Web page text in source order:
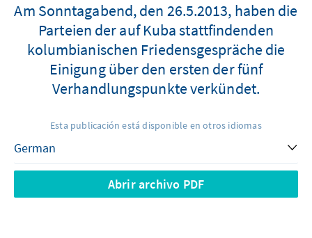
Am Sonntagabend, den 26.5.2013, haben die
Parteien der auf Kuba stattfindenden
kolumbianischen Friedensgespräche die
Einigung über den ersten der fünf
Verhandlungspunkte verkündet.
Esta publicación está disponible en otros idiomas
Abrir archivo PDF